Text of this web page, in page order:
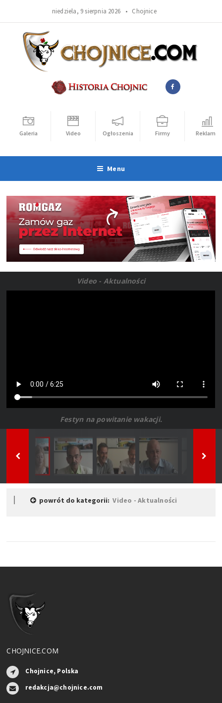
niedziela, 9 sierpnia 2026 • Chojnice
Galeria Video Ogłoszenia Firmy Reklama
Menu
Video - Aktualności
Festyn na powitanie wakacji.
powrót do kategorii:Video - Aktualności
CHOJNICE.COM
Chojnice, Polska
redakcja@chojnice.com